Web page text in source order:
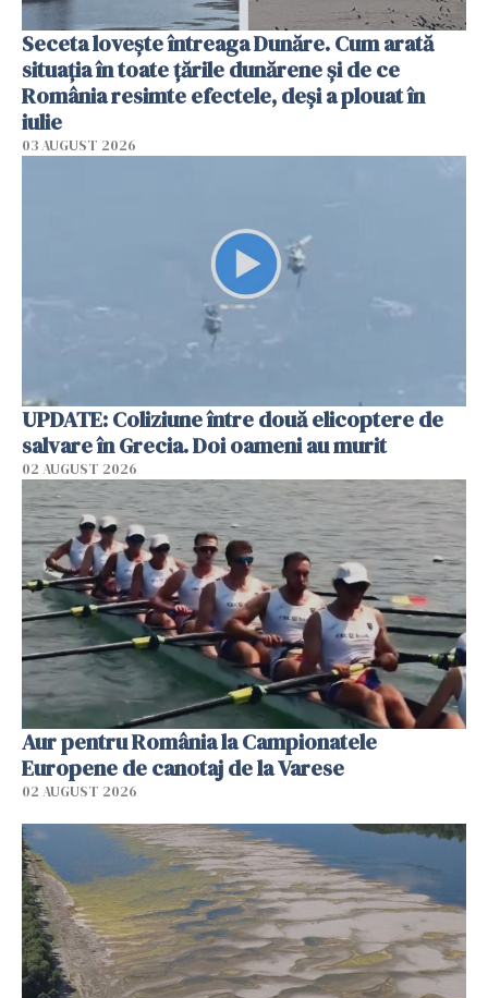
Seceta lovește întreaga Dunăre. Cum arată
situația în toate țările dunărene și de ce
România resimte efectele, deși a plouat în
iulie
03 AUGUST 2026
UPDATE: Coliziune între două elicoptere de
salvare în Grecia. Doi oameni au murit
02 AUGUST 2026
Aur pentru România la Campionatele
Europene de canotaj de la Varese
02 AUGUST 2026